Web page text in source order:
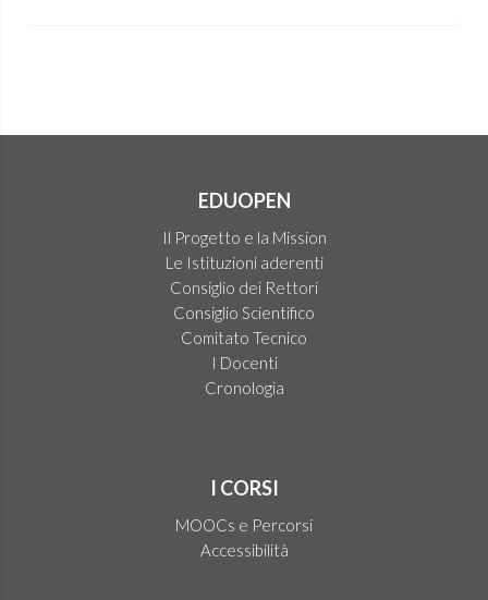
EDUOPEN
Il Progetto e la Mission
Le Istituzioni aderenti
Consiglio dei Rettori
Consiglio Scientifico
Comitato Tecnico
I Docenti
Cronologia
I CORSI
MOOCs e Percorsi
Accessibilità